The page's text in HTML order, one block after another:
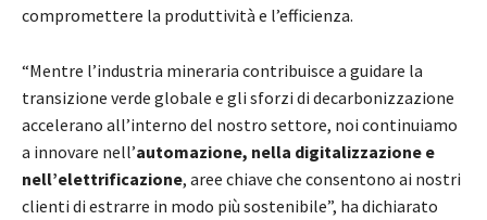
compromettere la produttività e l’efficienza.
“Mentre l’industria mineraria contribuisce a guidare la
transizione verde globale e gli sforzi di decarbonizzazione
accelerano all’interno del nostro settore, noi continuiamo
a innovare nell’automazione, nella digitalizzazione e
nell’elettrificazione, aree chiave che consentono ai nostri
clienti di estrarre in modo più sostenibile”, ha dichiarato